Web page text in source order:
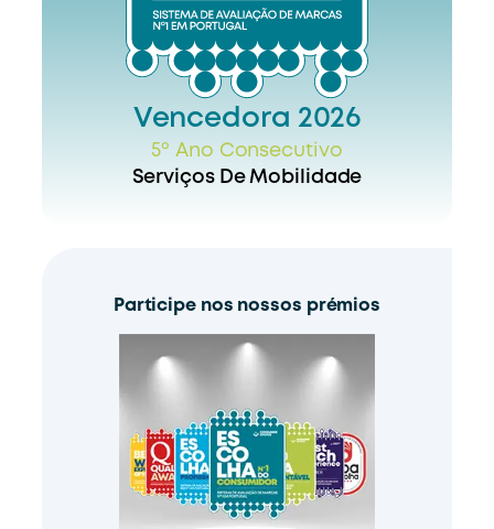
Vencedora 2026
5º Ano Consecutivo
Serviços De Mobilidade
Participe nos nossos prémios